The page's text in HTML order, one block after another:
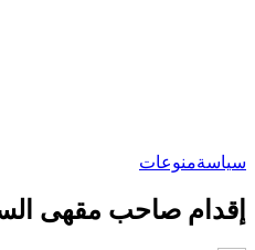
سياسةمنوعات
إقدام صاحب مقهى